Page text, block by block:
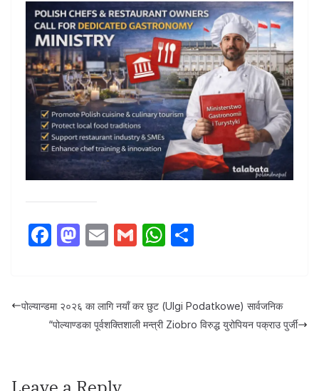
F
e
b
M
o
d
E
G
W
s
A
e
पोल्यान्डमा २०२६ का लागि नयाँ कर छुट (Ulgi Podatkowe) सार्वजनिक
“पोल्याण्डका पूर्वशक्तिशाली मन्त्री Ziobro विरुद्ध युरोपियन पक्राउ पुर्जी